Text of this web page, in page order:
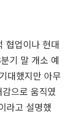
협업이나 현대
기 말 개소 예
대했지만 아무
으로 움직였
라고 설명했